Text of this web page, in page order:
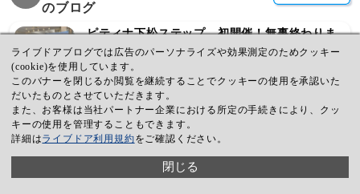
のブログ
ピティナ下松ステップ 初開催！無事終わりま
した！
久々のレッスンオフ日です！
ライブドアブログでは広告のパーソナライズや効果測定のためクッキー
(cookie)を使用しています。
このバナーを閉じるか閲覧を継続することでクッキーの使用を承認いた
だいたものとさせていただきます。
また、お客様は当社パートナー企業における所定の手続きにより、クッ
キーの使用を管理することもできます。
詳細はライブドア利用規約をご確認ください。
閉じる